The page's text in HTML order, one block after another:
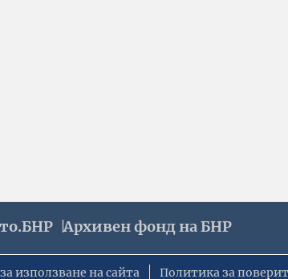
Архивен фонд на БНР
използване на сайта Политика за